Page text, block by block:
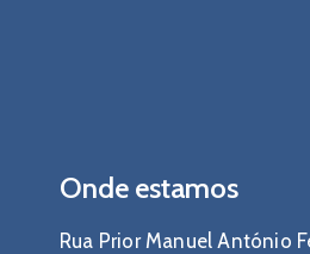
Onde estamos
Rua Prior Manuel António